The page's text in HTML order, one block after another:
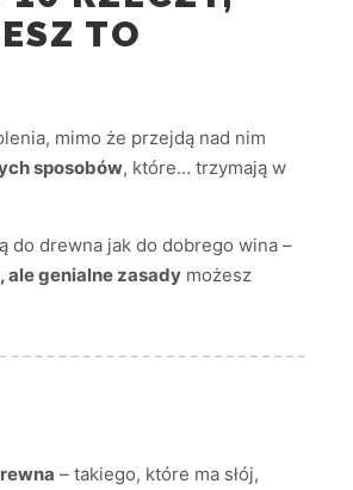
TO
mimo że przejdą nad nim
sposobów, które… trzymają w
do drewna jak do dobrego wina –
ale genialne zasady możesz
– takiego, które ma słój,